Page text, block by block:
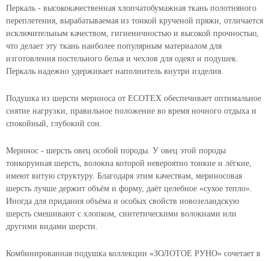
Перкаль - высококачественная хлопчатобумажная ткань полотняного
переплетения, вырабатываемая из тонкой крученой пряжи, отличается
исключительным качеством, гигиеничностью и высокой прочностью,
что делает эту ткань наиболее популярным материалом для
изготовления постельного белья и чехлов для одеял и подушек.
Перкаль надежно удерживает наполнитель внутри изделия.
Подушка из шерсти мериноса от ECOTEX обеспечивает оптимальное
снятие нагрузки, правильное положение во время ночного отдыха и
спокойный, глубокий сон.
Меринос - шерсть овец особой породы. У овец этой породы
тонкорунная шерсть, волокна которой невероятно тонкие и лёгкие,
имеют витую структуру. Благодаря этим качествам, мериносовая
шерсть лучше держит объём и форму, даёт целебное «сухое тепло».
Иногда для придания объёма и особых свойств новозеландскую
шерсть смешивают с хлопком, синтетическими волокнами или
другими видами шерсти.
Комбинированная подушка коллекции «ЗОЛОТОЕ РУНО» сочетает в